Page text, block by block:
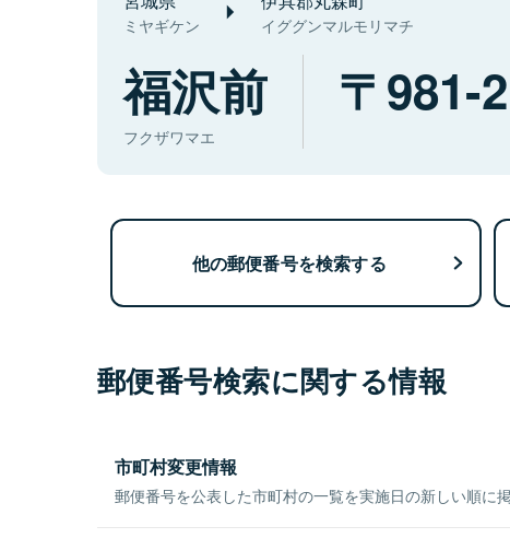
ミヤギケン イググンマルモリマチ
福沢前
フクザワマエ
981-
他の郵便番号を検索する
郵便番号検索に関する情報
市町村変更情報
郵便番号を公表した市町村の一覧を実施日の新しい順に